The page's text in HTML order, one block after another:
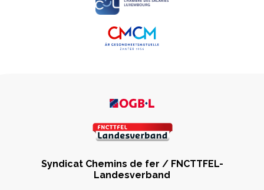
Syndicat Chemins de fer / FNCTTFEL-
Landesverband